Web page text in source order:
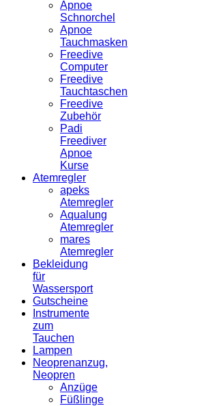
Apnoe
Schnorchel
Apnoe
Tauchmasken
Freedive
Computer
Freedive
Tauchtaschen
Freedive
Zubehör
Padi
Freediver
Apnoe
Kurse
Atemregler
apeks
Atemregler
Aqualung
Atemregler
mares
Atemregler
Bekleidung
für
Wassersport
Gutscheine
Instrumente
zum
Tauchen
Lampen
Neoprenanzug,
Neopren
Anzüge
Füßlinge